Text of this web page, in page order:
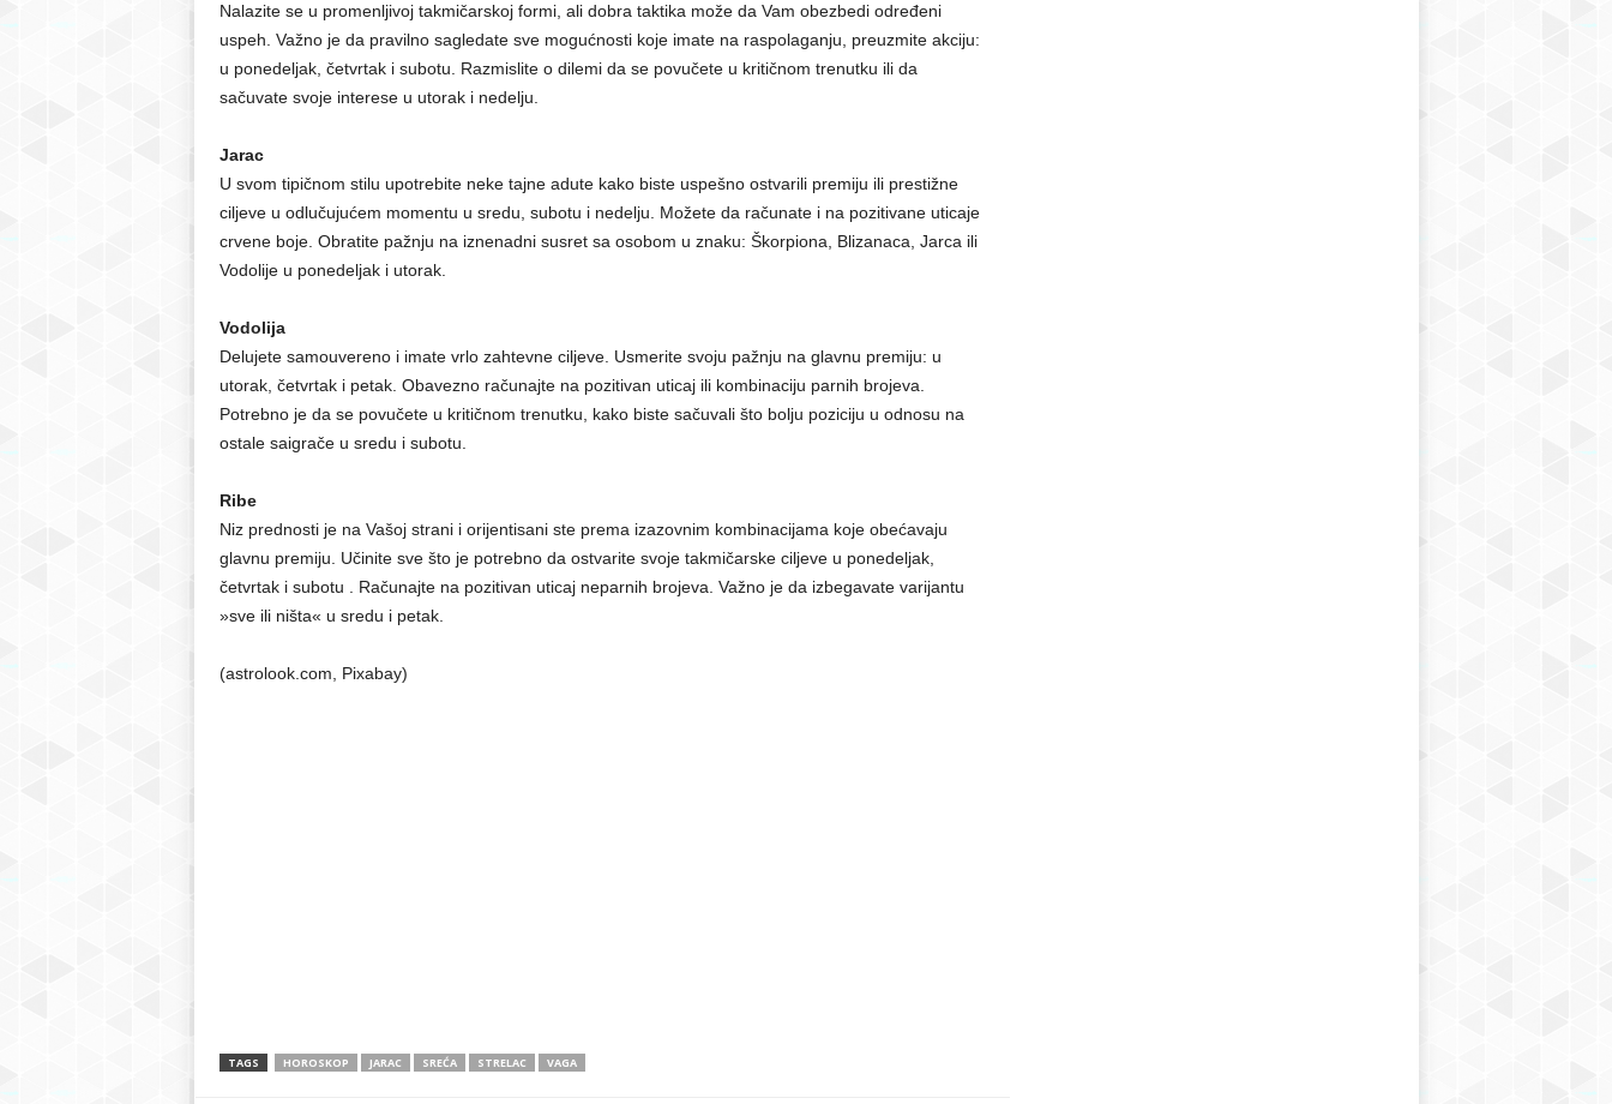
Nalazite se u promenljivoj takmičarskoj formi, ali dobra taktika može da Vam obezbedi određeni
uspeh. Važno je da pravilno sagledate sve mogućnosti koje imate na raspolaganju, preuzmite akciju:
u ponedeljak, četvrtak i subotu. Razmislite o dilemi da se povučete u kritičnom trenutku ili da
sačuvate svoje interese u utorak i nedelju.
Jarac
U svom tipičnom stilu upotrebite neke tajne adute kako biste uspešno ostvarili premiju ili prestižne
ciljeve u odlučujućem momentu u sredu, subotu i nedelju. Možete da računate i na pozitivane uticaje
crvene boje. Obratite pažnju na iznenadni susret sa osobom u znaku: Škorpiona, Blizanaca, Jarca ili
Vodolije u ponedeljak i utorak.
Vodolija
Delujete samouvereno i imate vrlo zahtevne ciljeve. Usmerite svoju pažnju na glavnu premiju: u
utorak, četvrtak i petak. Obavezno računajte na pozitivan uticaj ili kombinaciju parnih brojeva.
Potrebno je da se povučete u kritičnom trenutku, kako biste sačuvali što bolju poziciju u odnosu na
ostale saigrače u sredu i subotu.
Ribe
Niz prednosti je na Vašoj strani i orijentisani ste prema izazovnim kombinacijama koje obećavaju
glavnu premiju. Učinite sve što je potrebno da ostvarite svoje takmičarske ciljeve u ponedeljak,
četvrtak i subotu . Računajte na pozitivan uticaj neparnih brojeva. Važno je da izbegavate varijantu
»sve ili ništa« u sredu i petak.
(astrolook.com, Pixabay)
TAGS HOROSKOP JARAC SREĆA STRELAC VAGA